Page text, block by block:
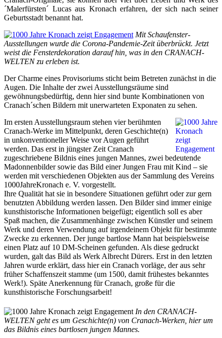
´Malerfürsten´ Lucas aus Kronach erfahren, der sich nach seiner
Geburtsstadt benannt hat.
Mit Schaufenster-
Ausstellungen wurde die Corona-Pandemie-Zeit überbrückt. Jetzt
weist die Fensterdekoration darauf hin, was in den CRANACH-
WELTEN zu erleben ist.
Der Charme eines Provisoriums sticht beim Betreten zunächst in die
Augen. Die Inhalte der zwei Ausstellungsräume sind
gewöhnungsbedürftig, denn hier sind bunte Kombinationen von
Cranach´schen Bildern mit unerwarteten Exponaten zu sehen.
Im ersten Ausstellungsraum stehen vier berühmten
Cranach-Werke im Mittelpunkt, deren Geschichte(n)
in unkonventioneller Weise vor Augen geführt
werden. Das erst in jüngster Zeit Cranach
zugeschriebene Bildnis eines jungen Mannes, zwei bedeutende
Madonnenbilder sowie das Bild einer Jungen Frau mit Kind – sie
werden mit verschiedenen Objekten aus der Sammlung des Vereins
1000JahreKronach e. V. vorgestellt.
Ihre Qualität hat sie in besondere Situationen geführt oder zur gern
benutzten Abbildung werden lassen. Den Bilder sind immer einige
kunsthistorische Informationen beigefügt; eigentlich soll es aber
Spaß machen, die Zusammenhänge zwischen Künstler und seinem
Werk und deren Verwendung auf irgendeinem Objekt für bestimmte
Zwecke zu erkennen. Der junge bartlose Mann hat beispielsweise
einen Platz auf 10 DM-Scheinen gefunden. Als diese gedruckt
wurden, galt das Bild als Werk Albrecht Dürers. Erst in den letzten
Jahren wurde erklärt, dass hier ein Cranach vorläge, der aus sehr
früher Schaffenszeit stamme (um 1500, damit frühestes bekanntes
Werk!). Späte Anerkennung für Cranach, große für die
kunsthistorische Forschungsarbeit!
In den CRANACH-
WELTEN geht es um Geschichte(n) von Cranach-Werken, hier um
das Bildnis eines bartlosen jungen Mannes.